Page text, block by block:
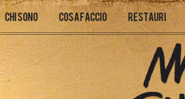
Chi sono Cosa faccio Restauri